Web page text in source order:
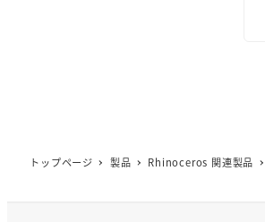
トップページ 製品 Rhinoceros 関連製品